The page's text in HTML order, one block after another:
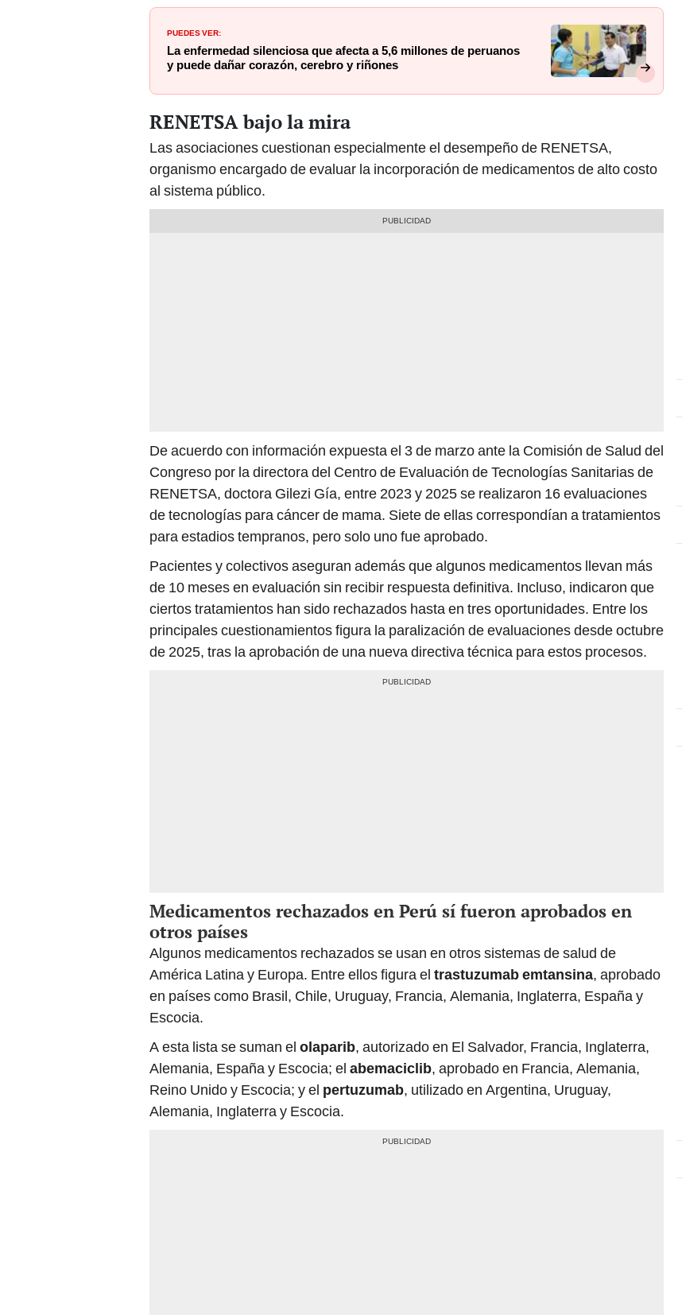
PUEDES VER:
La enfermedad silenciosa que afecta a 5,6 millones de peruanos
y puede dañar corazón, cerebro y riñones
RENETSA bajo la mira
Las asociaciones cuestionan especialmente el desempeño de RENETSA,
organismo encargado de evaluar la incorporación de medicamentos de alto costo
al sistema público.
De acuerdo con información expuesta el 3 de marzo ante la Comisión de Salud del
Congreso por la directora del Centro de Evaluación de Tecnologías Sanitarias de
RENETSA, doctora Gilezi Gía, entre 2023 y 2025 se realizaron 16 evaluaciones
de tecnologías para cáncer de mama. Siete de ellas correspondían a tratamientos
para estadios tempranos, pero solo uno fue aprobado.
Pacientes y colectivos aseguran además que algunos medicamentos llevan más
de 10 meses en evaluación sin recibir respuesta definitiva. Incluso, indicaron que
ciertos tratamientos han sido rechazados hasta en tres oportunidades. Entre los
principales cuestionamientos figura la paralización de evaluaciones desde octubre
de 2025, tras la aprobación de una nueva directiva técnica para estos procesos.
Medicamentos rechazados en Perú sí fueron aprobados en
otros países
Algunos medicamentos rechazados se usan en otros sistemas de salud de
América Latina y Europa. Entre ellos figura el trastuzumab emtansina, aprobado
en países como Brasil, Chile, Uruguay, Francia, Alemania, Inglaterra, España y
Escocia.
A esta lista se suman el olaparib, autorizado en El Salvador, Francia, Inglaterra,
Alemania, España y Escocia; el abemaciclib, aprobado en Francia, Alemania,
Reino Unido y Escocia; y el pertuzumab, utilizado en Argentina, Uruguay,
Alemania, Inglaterra y Escocia.